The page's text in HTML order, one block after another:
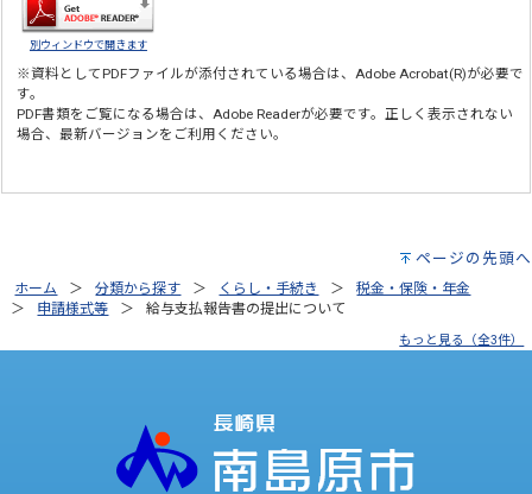
別ウィンドウで開きます
※資料としてPDFファイルが添付されている場合は、Adobe Acrobat(R)が必要で
す。
PDF書類をご覧になる場合は、Adobe Readerが必要です。正しく表示されない
場合、最新バージョンをご利用ください。
ページの先頭へ
ホーム 分類から探す くらし・手続き
税金・保険・年金
申請様式等
給与支払報告書の提出について
もっと見る（全3件）